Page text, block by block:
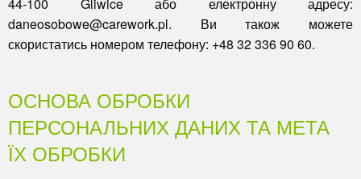
44-100 Gliwice або електронну адресу:
daneosobowe@carework.pl. Ви також можете
скористатись номером телефону: +48 32 336 90 60.
ОСНОВА ОБРОБКИ
ПЕРСОНАЛЬНИХ ДАНИХ ТА МЕТА
ЇХ ОБРОБКИ